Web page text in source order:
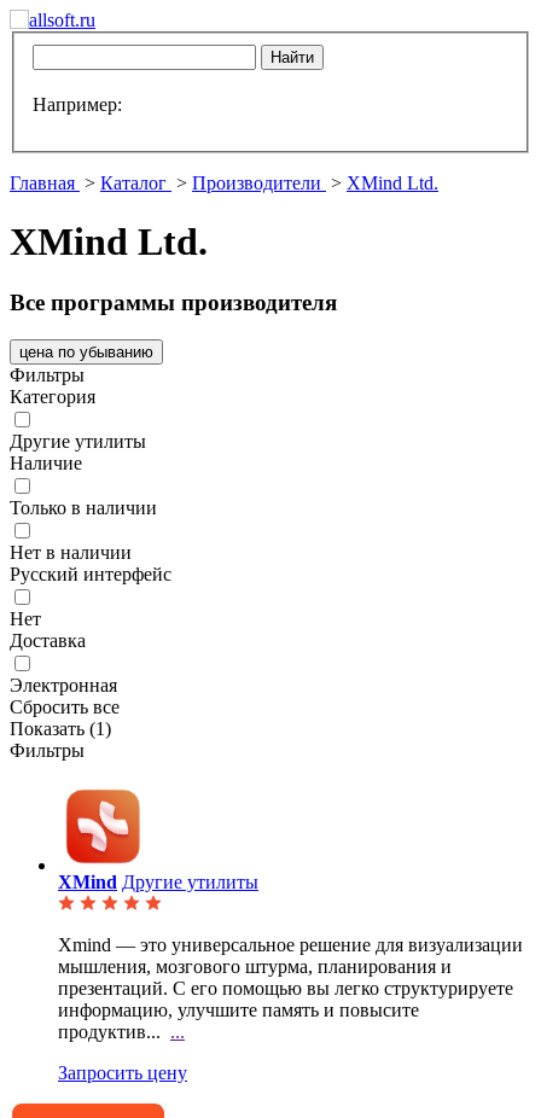
Например:
Главная > Каталог > Производители > XMind Ltd.
XMind Ltd.
Все программы производителя
цена по убыванию
Фильтры
Категория
Другие утилиты
Наличие
Только в наличии
Нет в наличии
Русский интерфейс
Нет
Доставка
Электронная
Сбросить все
Показать (1)
Фильтры
XMind Другие утилиты
Xmind — это универсальное решение для визуализации
мышления, мозгового штурма, планирования и
презентаций. С его помощью вы легко структурируете
информацию, улучшите память и повысите
продуктив... ...
Запросить цену